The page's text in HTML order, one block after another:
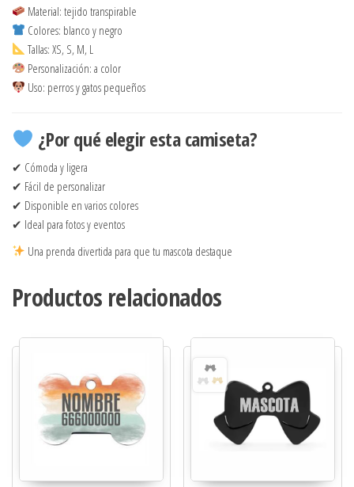
Material: tejido transpirable
Colores: blanco y negro
Tallas: XS, S, M, L
Personalización: a color
Uso: perros y gatos pequeños
¿Por qué elegir esta camiseta?
✔ Cómoda y ligera
✔ Fácil de personalizar
✔ Disponible en varios colores
✔ Ideal para fotos y eventos
Una prenda divertida para que tu mascota destaque
Productos relacionados